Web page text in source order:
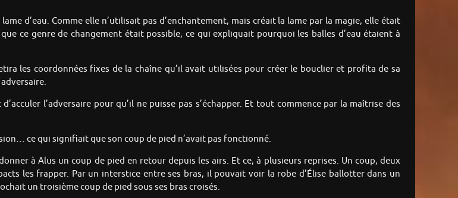
d’eau. Comme elle n’utilisait pas d’enchantement, mais créait la lame par la magie, elle était
ce genre de changement était possible, ce qui expliquait pourquoi les balles d’eau étaient à
les coordonnées fixes de la chaîne qu’il avait utilisées pour créer le bouclier et profita de sa
l’adversaire pour qu’il ne puisse pas s’échapper. Et tout commence par la maîtrise des
ce qui signifiait que son coup de pied n’avait pas fonctionné.
à Alus un coup de pied en retour depuis les airs. Et ce, à plusieurs reprises. Un coup, deux
les frapper. Par un interstice entre ses bras, il pouvait voir la robe d’Élise ballotter dans un
un troisième coup de pied sous ses bras croisés.